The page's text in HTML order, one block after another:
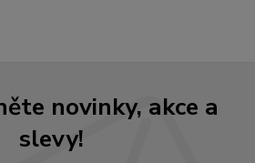
novinky, akce a
slevy!